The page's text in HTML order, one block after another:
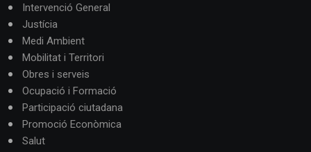
Intervenció General
Justícia
Medi Ambient
Mobilitat i Territori
Obres i serveis
Ocupació i Formació
Participació ciutadana
Promoció Econòmica
Salut